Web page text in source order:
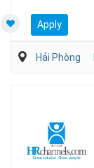
Apply
Hải Phòng